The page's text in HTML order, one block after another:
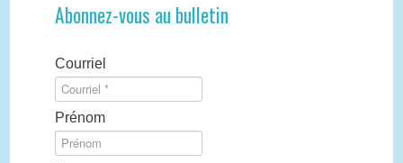
Abonnez-vous au bulletin
Courriel
Prénom